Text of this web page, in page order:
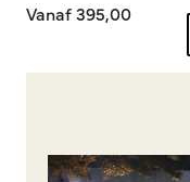
Vanaf 395,00